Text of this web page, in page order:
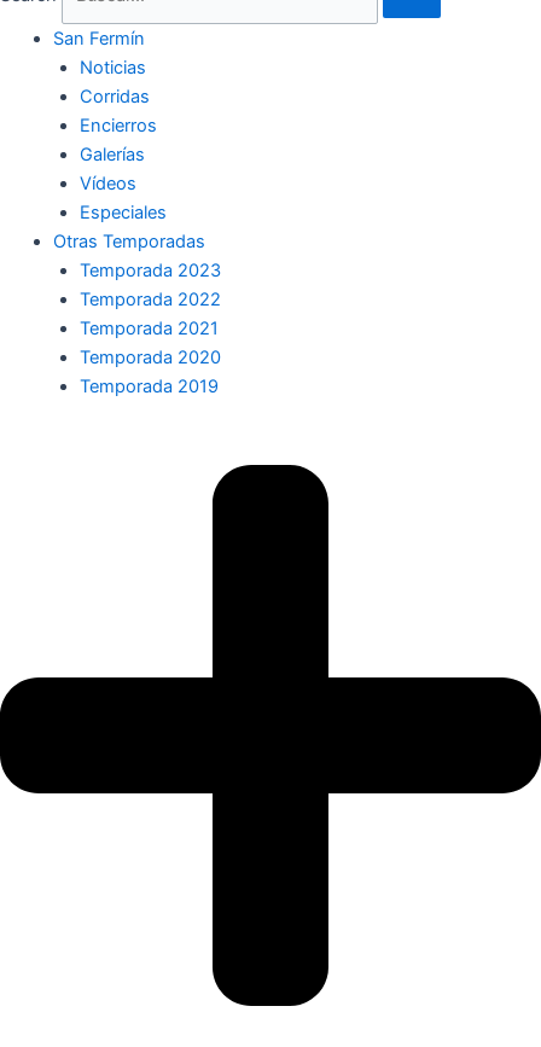
San Fermín
Noticias
Corridas
Encierros
Galerías
Vídeos
Especiales
Otras Temporadas
Temporada 2023
Temporada 2022
Temporada 2021
Temporada 2020
Temporada 2019